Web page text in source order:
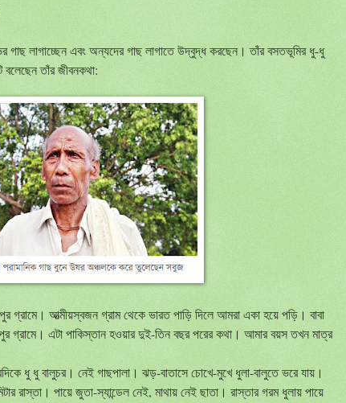
লাগাচ্ছেন এবং অন্যদের গাছ লাগাতে উদ্বুদ্ধ করছেন। তাঁর বসতভূমির ধু-ধু
তাঁর জীবনকথা:
গ্রামে। আত্মীয়স্বজন গ্রাম থেকে ভারত পাড়ি দিলে আমরা একা হয়ে পড়ি। বাবা
গ্রামে। এটা পাকিস্তান হওয়ার দুই-তিন বছর পরের কথা। আমার বয়স তখন মাত্র
ধু ধু বালুচর। নেই গাছপালা। ঝড়-বাতাসে চোখে-মুখে ধুলা-বালুতে ভরে যায়।
রাস্তা। পায়ে জুতা-স্যান্ডেল নেই, মাথায় নেই ছাতা। রাস্তার গরম ধুলায় পায়ে